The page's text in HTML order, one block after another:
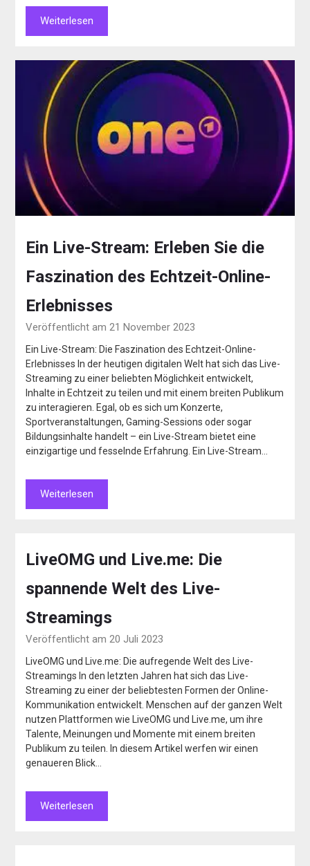
Weiterlesen
Ein Live-Stream: Erleben Sie die
Faszination des Echtzeit-Online-
Erlebnisses
Veröffentlicht am 21 November 2023
Ein Live-Stream: Die Faszination des Echtzeit-Online-
Erlebnisses In der heutigen digitalen Welt hat sich das Live-
Streaming zu einer beliebten Möglichkeit entwickelt,
Inhalte in Echtzeit zu teilen und mit einem breiten Publikum
zu interagieren. Egal, ob es sich um Konzerte,
Sportveranstaltungen, Gaming-Sessions oder sogar
Bildungsinhalte handelt – ein Live-Stream bietet eine
einzigartige und fesselnde Erfahrung. Ein Live-Stream…
Weiterlesen
LiveOMG und Live.me: Die
spannende Welt des Live-
Streamings
Veröffentlicht am 20 Juli 2023
LiveOMG und Live.me: Die aufregende Welt des Live-
Streamings In den letzten Jahren hat sich das Live-
Streaming zu einer der beliebtesten Formen der Online-
Kommunikation entwickelt. Menschen auf der ganzen Welt
nutzen Plattformen wie LiveOMG und Live.me, um ihre
Talente, Meinungen und Momente mit einem breiten
Publikum zu teilen. In diesem Artikel werfen wir einen
genaueren Blick…
Weiterlesen